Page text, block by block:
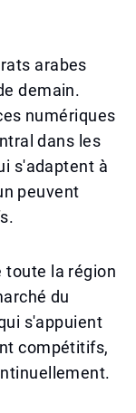
arabes
demain.
numériques
dans les
s'adaptent à
peuvent
toute la région
du
s'appuient
compétitifs,